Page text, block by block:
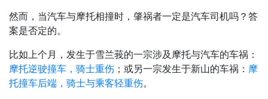
然而，当汽车与摩托相撞时，肇祸者一定是汽车司机吗？答
案是否定的。
比如上个月，发生于雪兰莪的一宗涉及摩托与汽车的车祸：
摩托逆驶撞车，骑士重伤 ；或另一宗发生于新山的车祸： 摩
托撞车后端，骑士与乘客轻重伤。